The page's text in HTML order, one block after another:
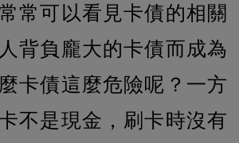
常可以看見卡債的相關
背負龐大的卡債而成為
卡債這麼危險呢？一方
不是現金，刷卡時沒有